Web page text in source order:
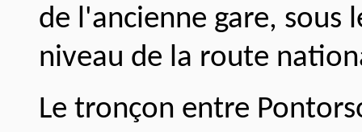
de l'ancienne gare, sous
niveau de la route
Le tronçon entre